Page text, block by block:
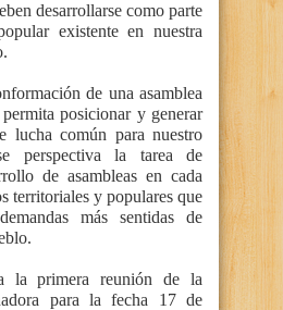
desarrollarse como parte
existente en nuestra
de una asamblea
posicionar y generar
lucha común para nuestro
perspectiva la tarea de
de asambleas en cada
territoriales y populares que
más sentidas de
la primera reunión de la
para la fecha 17 de